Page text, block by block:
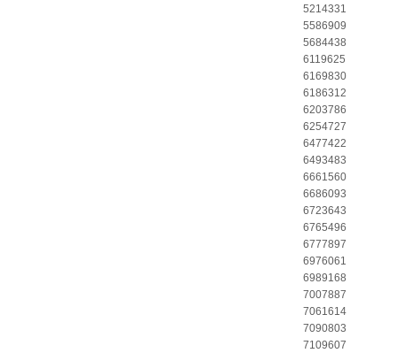
5214331
5586909
5684438
6119625
6169830
6186312
6203786
6254727
6477422
6493483
6661560
6686093
6723643
6765496
6777897
6976061
6989168
7007887
7061614
7090803
7109607